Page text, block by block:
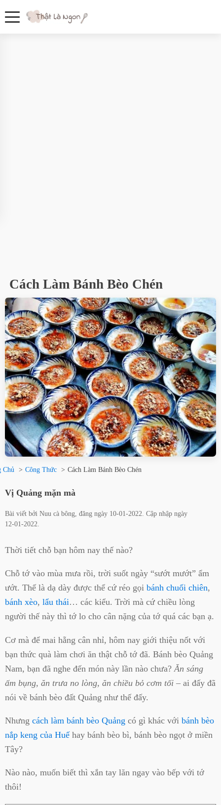
Cách Làm Bánh Bèo Chén
Chủ Công Thức Cách Làm Bánh Bèo Chén
Vị Quảng mặn mà
Bài viết bởi Nuu cà bông, đăng ngày 10-01-2022. Cập nhập ngày
12-01-2022.
Thời tiết chỗ bạn hôm nay thế nào?
Chỗ tớ vào mùa mưa rồi, trời suốt ngày “sướt mướt” ẩm
ướt. Thế là dạ dày được thể cứ réo gọi bánh chuối chiên,
bánh xèo, lẩu thái… các kiểu. Trời mà cứ chiều lòng
người thế này thì tớ lo cho cân nặng của tớ quá các bạn ạ.
Cơ mà để mai hẵng cân nhỉ, hôm nay giới thiệu nốt với
bạn thức quà làm chơi ăn thật chỗ tớ đã. Bánh bèo Quảng
Nam, bạn đã nghe đến món này lần nào chưa? Ăn sáng
ấm bụng, ăn trưa no lòng, ăn chiều bỏ cơm tối – ai đấy đã
nói về bánh bèo đất Quảng như thế đấy.
Nhưng cách làm bánh bèo Quảng có gì khác với bánh bèo
nắp keng của Huếhay bánh bèo bì, bánh bèo ngọt ở miền
Tây?
Nào nào, muốn biết thì xắn tay lăn ngay vào bếp với tớ
thôi!